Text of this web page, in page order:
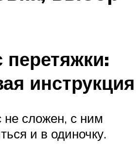
перетяжки:
инструкция
сложен, с ним
и в одиночку.